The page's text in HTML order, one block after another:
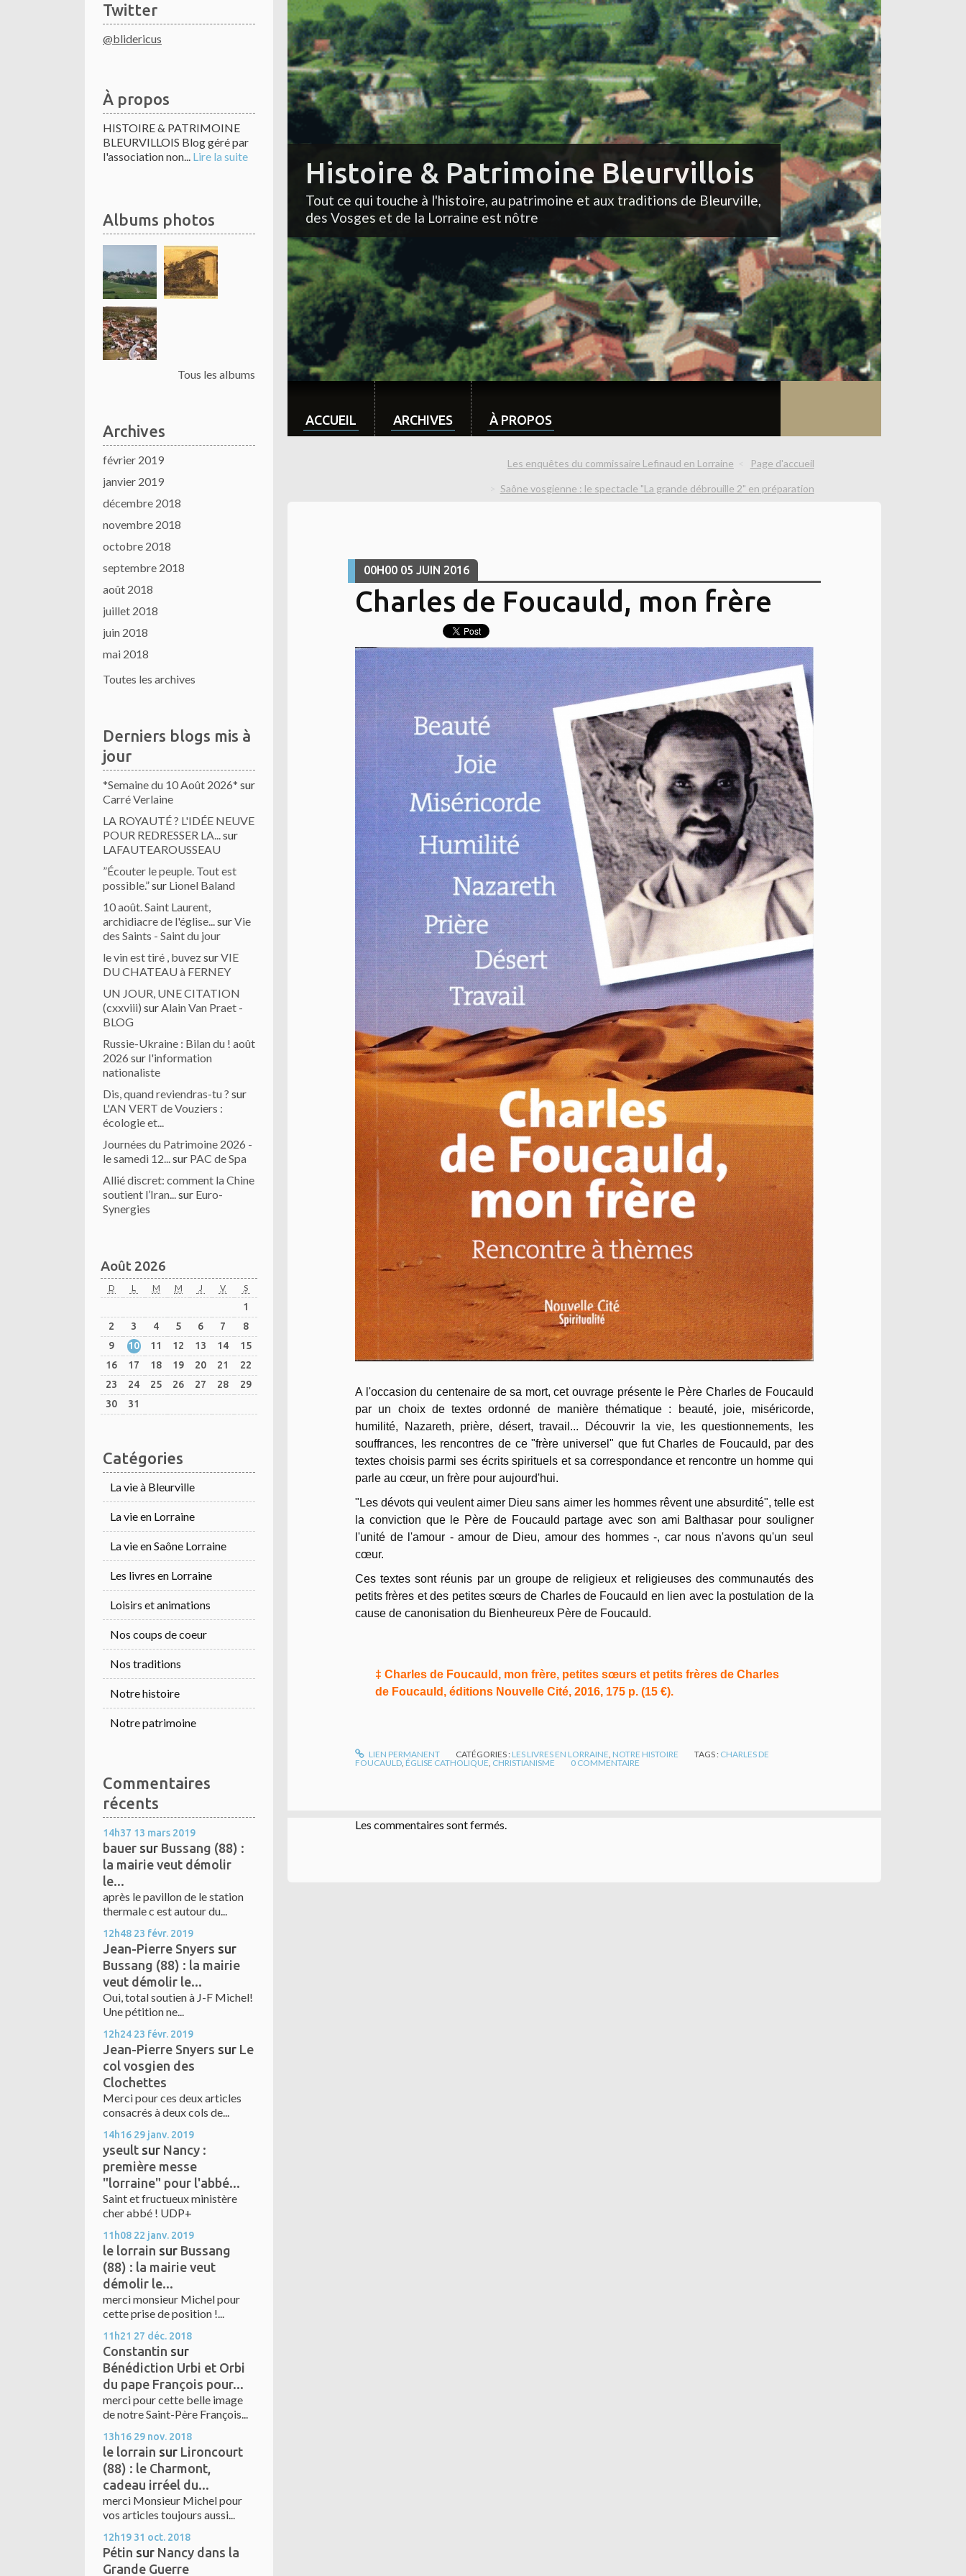
Twitter
@blidericus
À propos
HISTOIRE & PATRIMOINE
BLEURVILLOIS Blog géré par
l'association non... Lire la suite
Albums photos
Tous les albums
Archives
février 2019
janvier 2019
décembre 2018
novembre 2018
octobre 2018
septembre 2018
août 2018
juillet 2018
juin 2018
mai 2018
Toutes les archives
Derniers blogs mis à
jour
*Semaine du 10 Août 2026* sur
Carré Verlaine
LA ROYAUTÉ ? L'IDÉE NEUVE
POUR REDRESSER LA...sur
LAFAUTEAROUSSEAU
”Écouter le peuple. Tout est
possible.”sur Lionel Baland
10 août. Saint Laurent,
archidiacre de l'église...surVie
des Saints - Saint du jour
le vin est tiré , buvezsurVIE
DU CHATEAU à FERNEY
UN JOUR, UNE CITATION
(cxxviii) surAlain Van Praet -
BLOG
Russie-Ukraine : Bilan du ! août
2026 sur l'information
nationaliste
Dis, quand reviendras-tu ? sur
L'AN VERT de Vouziers :
écologie et...
Journées du Patrimoine 2026 -
le samedi 12...sur PAC de Spa
Allié discret: comment la Chine
soutient l’Iran...sur Euro-
Synergies
Août 2026
D L M M J V S
1
2
3 4 5 6 7
8
9
10 11 12 13 14
15
16
17 18 19 20 21
22
23
24 25 26 27 28
29
30
31
Catégories
La vie à Bleurville
La vie en Lorraine
La vie en Saône Lorraine
Les livres en Lorraine
Loisirs et animations
Nos coups de coeur
Nos traditions
Notre histoire
Notre patrimoine
Commentaires
récents
14h37 13 mars 2019
bauer sur Bussang (88) :
la mairie veut démolir
le...
après le pavillon de le station
thermale c est autour du...
12h48 23 févr. 2019
Jean-Pierre Snyers sur
Bussang (88) : la mairie
veut démolir le...
Oui, total soutien à J-F Michel!
Une pétition ne...
12h24 23 févr. 2019
Jean-Pierre Snyers sur Le
col vosgien des
Clochettes
Merci pour ces deux articles
consacrés à deux cols de...
14h16 29 janv. 2019
yseult sur Nancy :
première messe
"lorraine" pour l'abbé...
Saint et fructueux ministère
cher abbé ! UDP+
11h08 22 janv. 2019
le lorrain sur Bussang
(88) : la mairie veut
démolir le...
merci monsieur Michel pour
cette prise de position !...
11h21 27 déc. 2018
Constantin sur
Bénédiction Urbi et Orbi
du pape François pour...
merci pour cette belle image
de notre Saint-Père François...
13h16 29 nov. 2018
le lorrain sur Lironcourt
(88) : le Charmont,
cadeau irréel du...
merci Monsieur Michel pour
vos articles toujours aussi...
12h19 31 oct. 2018
Pétin sur Nancy dans la
Grande Guerre
Histoire & Patrimoine Bleurvillois
Tout ce qui touche à l'histoire, au patrimoine et aux traditions de Bleurville,
des Vosges et de la Lorraine est nôtre
ACCUEIL ARCHIVES À PROPOS
Les enquêtes du commissaire Lefinaud en Lorraine Page d'accueil
Saône vosgienne : le spectacle "La grande débrouille 2" en préparation
00H00 05 JUIN 2016
Charles de Foucauld, mon frère
A l'occasion du centenaire de sa mort, cet ouvrage présente le Père Charles de Foucauld
par un choix de textes ordonné de manière thématique : beauté, joie, miséricorde,
humilité, Nazareth, prière, désert, travail... Découvrir la vie, les questionnements, les
souffrances, les rencontres de ce "frère universel" que fut Charles de Foucauld, par des
textes choisis parmi ses écrits spirituels et sa correspondance et rencontre un homme qui
parle au cœur, un frère pour aujourd'hui.
"Les dévots qui veulent aimer Dieu sans aimer les hommes rêvent une absurdité", telle est
la conviction que le Père de Foucauld partage avec son ami Balthasar pour souligner
l'unité de l'amour - amour de Dieu, amour des hommes -, car nous n'avons qu'un seul
cœur.
Ces textes sont réunis par un groupe de religieux et religieuses des communautés des
petits frères et des petites sœurs de Charles de Foucauld en lien avec la postulation de la
cause de canonisation du Bienheureux Père de Foucauld.
‡ Charles de Foucauld, mon frère, petites sœurs et petits frères de Charles
de Foucauld, éditions Nouvelle Cité, 2016, 175 p. (15 €).
LIEN PERMANENT CATÉGORIES : LES LIVRES EN LORRAINE, NOTRE HISTOIRE TAGS : CHARLES DE
FOUCAULD, ÉGLISE CATHOLIQUE, CHRISTIANISME 0 COMMENTAIRE
Les commentaires sont fermés.